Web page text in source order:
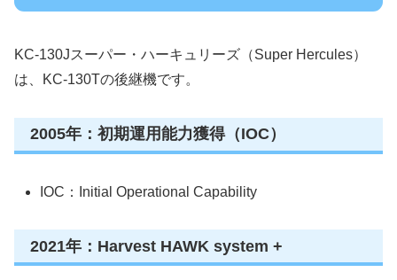
KC-130Jスーパー・ハーキュリーズ（Super Hercules）
は、KC-130Tの後継機です。
2005年：初期運用能力獲得（IOC）
IOC：Initial Operational Capability
2021年：Harvest HAWK system +